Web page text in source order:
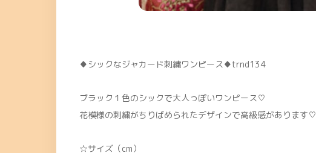
♦シックなジャカード刺繍ワンピース♦trnd134
ブラック１色のシックで大人っぽいワンピース♡
花模様の刺繍がちりばめられたデザインで高級感があります♡
☆サイズ（cm）